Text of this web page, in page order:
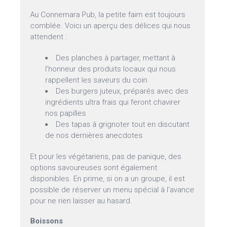
Au Connemara Pub, la petite faim est toujours
comblée. Voici un aperçu des délices qui nous
attendent :
Des planches à partager, mettant à
l’honneur des produits locaux qui nous
rappellent les saveurs du coin
Des burgers juteux, préparés avec des
ingrédients ultra frais qui feront chavirer
nos papilles
Des tapas à grignoter tout en discutant
de nos dernières anecdotes
Et pour les végétariens, pas de panique, des
options savoureuses sont également
disponibles. En prime, si on a un groupe, il est
possible de réserver un menu spécial à l’avance
pour ne rien laisser au hasard.
Boissons